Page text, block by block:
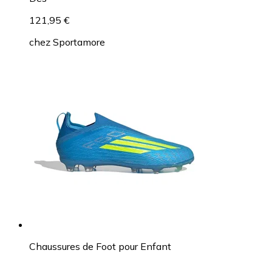
121,95 €
chez Sportamore
Chaussures de Foot pour Enfant